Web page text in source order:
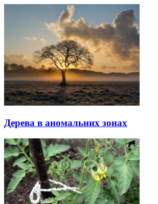
Дерева в аномальних зонах